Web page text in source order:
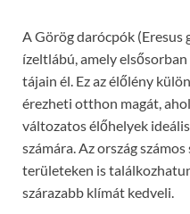
A Görög darócpók (Eresus
ízeltlábú, amely
tájain él. Ez az élőlény
érezheti otthon magát,
változatos élőhelyek
számára. Az ország
területeken is
szárazabb klímát kedveli.